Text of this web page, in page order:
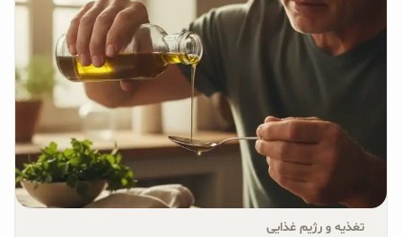
تغذیه و رژیم غذایی